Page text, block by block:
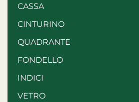
CASSA
CINTURINO
QUADRANTE
FONDELLO
INDICI
VETRO